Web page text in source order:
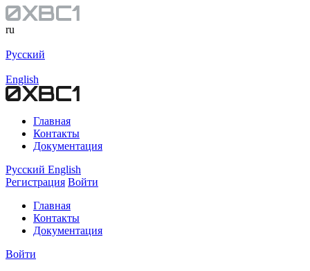
ru
Русский
English
Главная
Контакты
Документация
Русский English
Регистрация Войти
Главная
Контакты
Документация
Войти